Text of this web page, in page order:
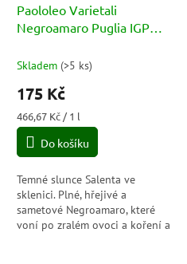
Paololeo Varietali
Negroamaro Puglia IGP
Skladem (>5 ks)
175 Kč
Měrná
cena:
466,67 Kč / 1 l
Do košíku
Temné slunce Salenta ve
sklenici. Plné, hřejivé a
sametové Negroamaro, které
voní po zralém ovoci a koření a